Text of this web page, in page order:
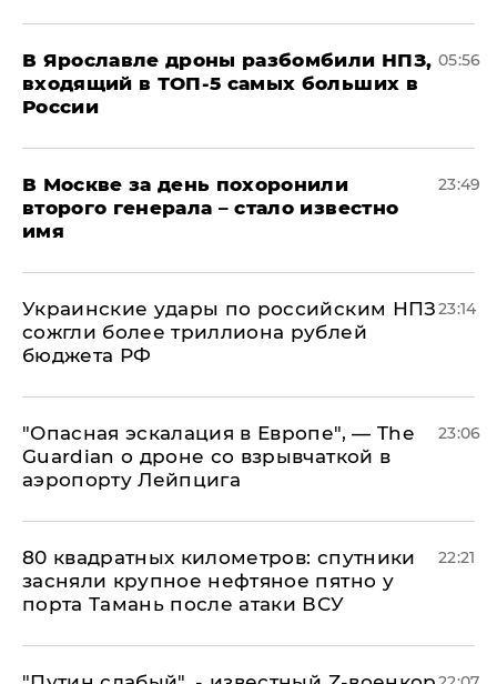
В Ярославле дроны разбомбили НПЗ,
входящий в ТОП-5 самых больших в
России
05:56
В Москве за день похоронили
второго генерала – стало известно
имя
23:49
Украинские удары по российским НПЗ
сожгли более триллиона рублей
бюджета РФ
23:14
"Опасная эскалация в Европе", — The
Guardian о дроне со взрывчаткой в
аэропорту Лейпцига
23:06
80 квадратных километров: спутники
засняли крупное нефтяное пятно у
порта Тамань после атаки ВСУ
22:21